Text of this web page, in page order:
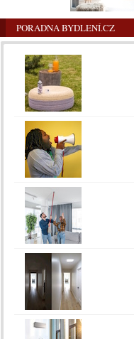
PORADNA BYDLENÍ.CZ